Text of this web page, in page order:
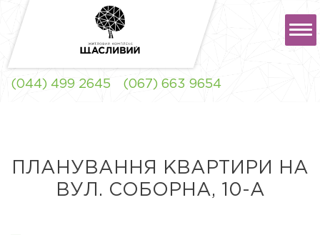
(044) 499 2645 (067) 663 9654
ПЛАНУВАННЯ КВАРТИРИ НА
ВУЛ. СОБОРНА, 10-А